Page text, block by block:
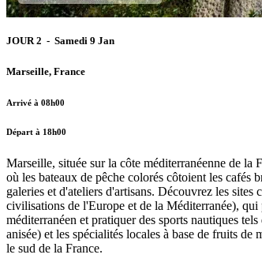
JOUR 2 - Samedi 9 Jan
Marseille, France
Arrivé à 08h00
Départ à 18h00
Marseille, située sur la côte méditerranéenne de
où les bateaux de pêche colorés côtoient les cafés
galeries et d'ateliers d'artisans. Découvrez les
civilisations de l'Europe et de la Méditerranée),
méditerranéen et pratiquer des sports nautiques
anisée) et les spécialités locales à base de fruits
le sud de la France.